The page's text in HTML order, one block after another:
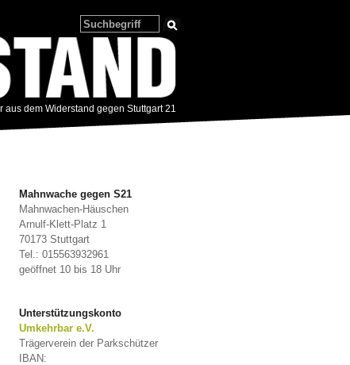
dem Widerstand gegen Stuttgart 21
Mahnwache gegen S21
Mahnwachen-Häuschen
Arnulf-Klett-Platz 1
70173 Stuttgart
Tel.: 015563932961
geöffnet 10 bis 18 Uhr
Unterstützungskonto
Umkehrbar e.V.
Trägerverein der Parkschützer
IBAN: